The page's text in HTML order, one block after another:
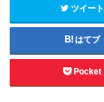
ツイート
はてブ
Pocket